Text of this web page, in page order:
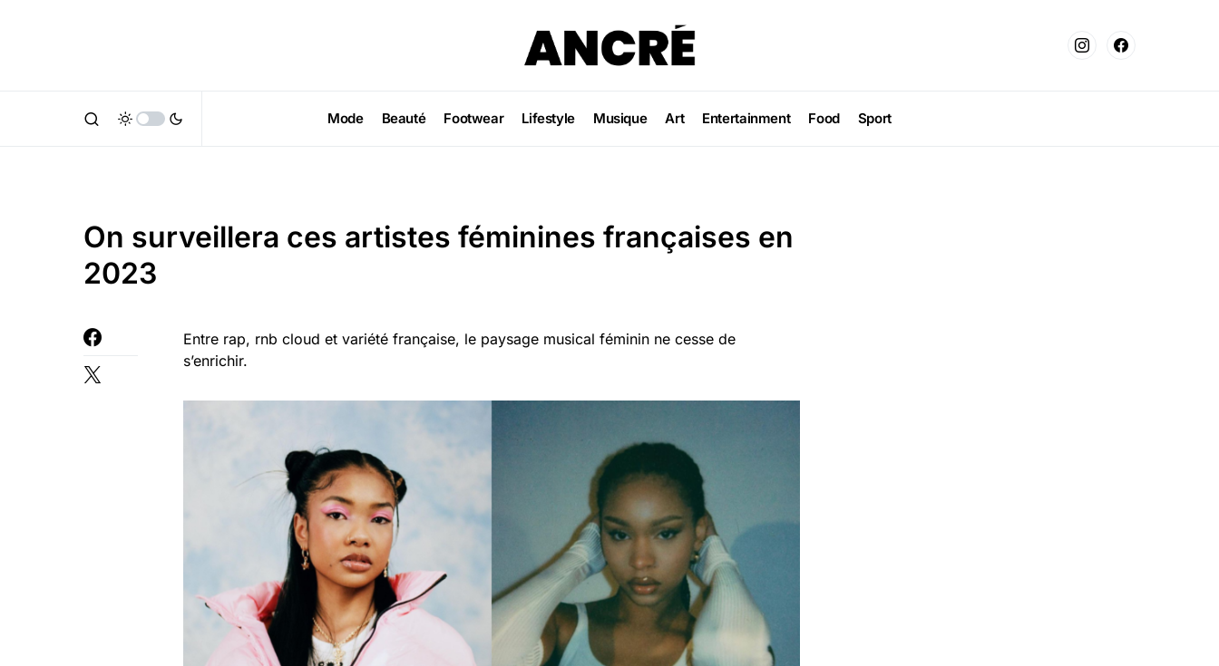
Mode Beauté Footwear Lifestyle Musique Art Entertainment Food Sport
On surveillera ces artistes féminines françaises en
2023
Entre rap, rnb cloud et variété française, le paysage musical féminin ne cesse de
s’enrichir.